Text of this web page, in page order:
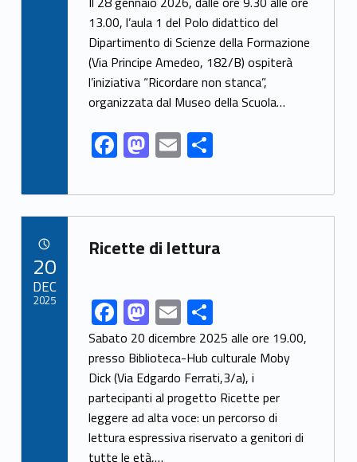
e
b
o
o
k
to
d
o
n
ai
l
ar
e
13.00, l’aula 1 del Polo didattico del
Dipartimento di Scienze della Formazione
(Via Principe Amedeo, 182/B) ospiterà
l’iniziativa “Ricordare non stanca”,
organizzata dal Museo della Scuola…
F
ac
e
b
o
k
M
as
to
d
o
E
m
ai
l
S
ar
e
Link identifier archive #link-archive-80087
Ricette di lettura
Link identifier share facebook archive #share-link-archive-91517F
ac
e
b
o
o
M
as
to
d
o
n
E
m
ai
l
S
h
ar
e
Sabato 20 dicembre 2025 alle ore 19.00,
presso Biblioteca-Hub culturale Moby
Dick (Via Edgardo Ferrati,3/a), i
partecipanti al progetto Ricette per
leggere ad alta voce: un percorso di
lettura espressiva riservato a genitori di
tutte le età,…
20
DEC
2025